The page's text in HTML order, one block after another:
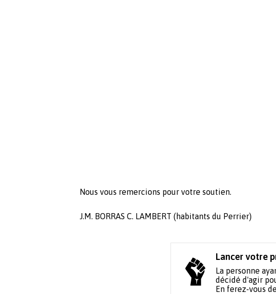
Nous vous remercions pour votre soutien.
J.M. BORRAS C. LAMBERT (habitants du Perrier)
Lancer votre
La personne
décidé d'agir
En ferez-vous